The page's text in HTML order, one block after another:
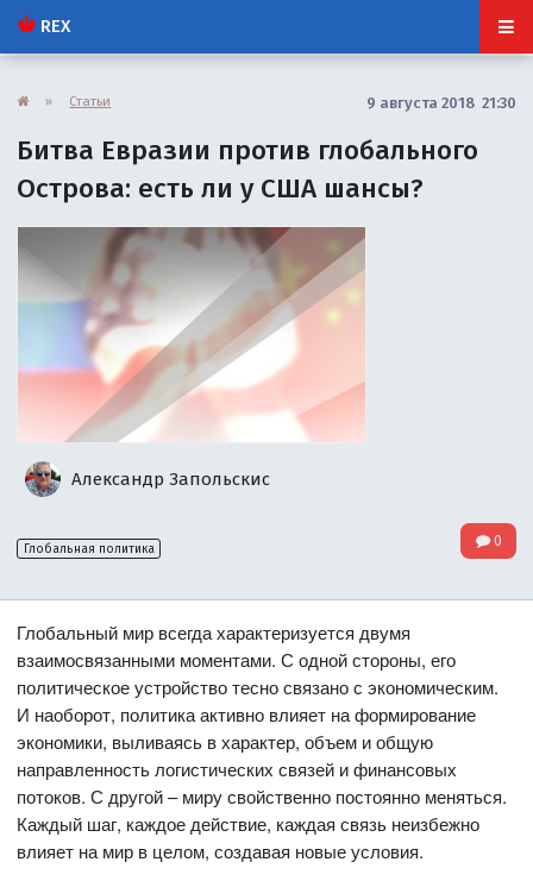
REX
» Статьи 9 августа 2018 21:30
Битва Евразии против глобального
Острова: есть ли у США шансы?
Александр Запольскис
Глобальная политика 0
Глобальный мир всегда характеризуется двумя
взаимосвязанными моментами. С одной стороны, его
политическое устройство тесно связано с экономическим.
И наоборот, политика активно влияет на формирование
экономики, выливаясь в характер, объем и общую
направленность логистических связей и финансовых
потоков. С другой – миру свойственно постоянно меняться.
Каждый шаг, каждое действие, каждая связь неизбежно
влияет на мир в целом, создавая новые условия.